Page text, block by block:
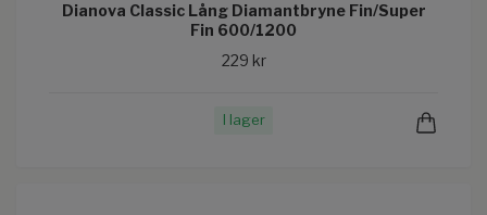
Dianova Classic Lång Diamantbryne Fin/Super
Fin 600/1200
229 kr
I lager